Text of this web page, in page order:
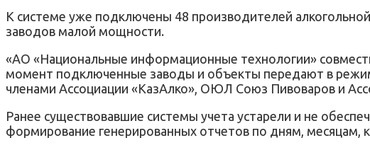
К системе уже подключены 48 производителей
заводов малой мощности.
«АО «Национальные информационные технологии»
момент подключенные заводы и объекты передают в
членами Ассоциации «КазАлко», ОЮЛ Союз Пивоваров и
Ранее существовавшие системы учета устарели и не
формирование генерированных отчетов по дням, месяцам,